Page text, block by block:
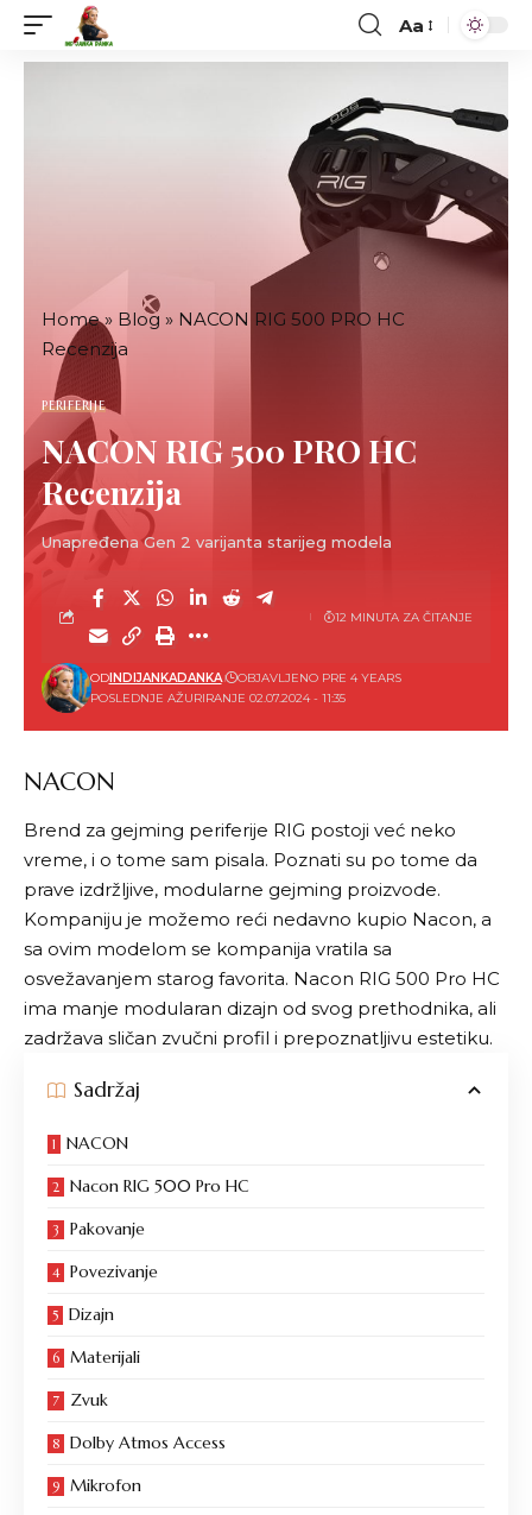
Font
Resizer
Aa
Home» Blog » NACON RIG 500 PRO HC
Recenzija
PERIFERIJE
NACON RIG 500 PRO HC
Recenzija
Unapređena Gen 2 varijanta starijeg modela
POSLEDNJE AŽURIRANJE 02.07.2024 - 11:35
ODINDIJANKADANKA OBJAVLJENO PRE 4 YEARS
12 MINUTA ZA ČITANJE
NACON
Brend za gejming periferije RIG postoji već neko
vreme, i o tome sam pisala. Poznati su po tome da
prave izdržljive, modularne gejming proizvode.
Kompaniju je možemo reći nedavno kupio Nacon, a
sa ovim modelom se kompanija vratila sa
osvežavanjem starog favorita. Nacon RIG 500 Pro HC
ima manje modularan dizajn od svog prethodnika, ali
zadržava sličan zvučni profil i prepoznatljivu estetiku.
Sadržaj
NACON
Nacon RIG 500 Pro HC
Pakovanje
Povezivanje
Dizajn
Materijali
Zvuk
Dolby Atmos Access
Mikrofon